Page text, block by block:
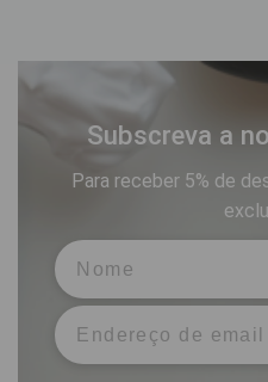
Subscreva a
Para receber 5% de